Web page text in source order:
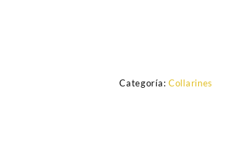
Categoría: Collarines